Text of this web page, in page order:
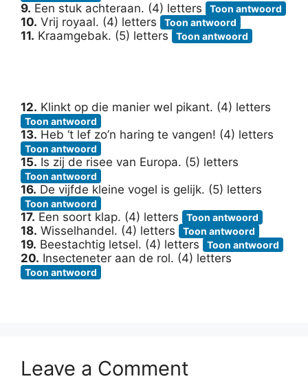
9. Een stuk achteraan. (4) letters Toon antwoord
10. Vrij royaal. (4) letters Toon antwoord
11. Kraamgebak. (5) letters Toon antwoord
12. Klinkt op die manier wel pikant. (4) letters
Toon antwoord
13. Heb ‘t lef zo’n haring te vangen! (4) letters
Toon antwoord
15. Is zij de risee van Europa. (5) letters
Toon antwoord
16. De vijfde kleine vogel is gelijk. (5) letters
Toon antwoord
17. Een soort klap. (4) letters Toon antwoord
18. Wisselhandel. (4) letters Toon antwoord
19. Beestachtig letsel. (4) letters Toon antwoord
20. Insecteneter aan de rol. (4) letters
Toon antwoord
Leave a Comment